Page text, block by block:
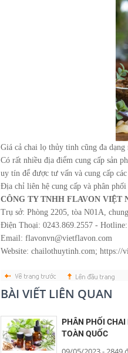
Giá cả chai lọ thủy tinh cũng đa
Có rất nhiều địa điểm cung cấp sản
uy tín để được tư vấn và cung cấp
Địa chỉ liên hệ cung cấp và phân phối
CÔNG TY TNHH FLAVON VIỆT
Trụ sở: Phòng 2205, tòa N01A,
Điện Thoại: 0243.869.2557 -
Email: flavonvn@vietflavon.com
Website: chailothuytinh.com; https://
BÀI VIẾT LIÊN QUAN
PHÂN PHỐI
TOÀN QUỐC